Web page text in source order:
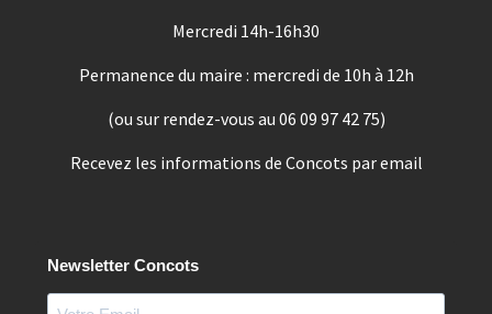
Mercredi 14h-16h30
Permanence du maire : mercredi de 10h à 12h
(ou sur rendez-vous au 06 09 97 42 75)
Recevez les informations de Concots par email
Newsletter Concots